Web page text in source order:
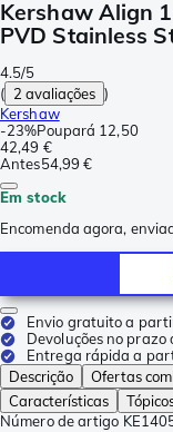
Kershaw Align
PVD Stainless
4.5/5
( 2 avaliações )
Kershaw
-23%Poupará 12,50
42,49 €
Antes54,99 €
Em stock
Encomenda agora,
Envio gratuito a
Devoluções no prazo
Entrega rápida a
Descrição
Ofertas
Características
Número de artigo